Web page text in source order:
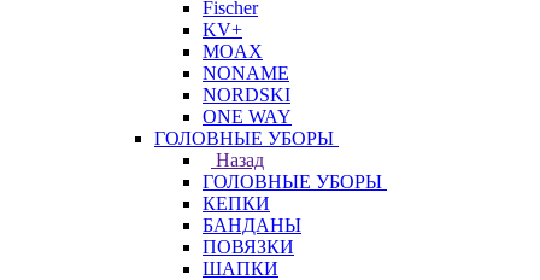
Fischer
KV+
MOAX
NONAME
NORDSKI
ONE WAY
ГОЛОВНЫЕ УБОРЫ
Назад
ГОЛОВНЫЕ УБОРЫ
КЕПКИ
БАНДАНЫ
ПОВЯЗКИ
ШАПКИ